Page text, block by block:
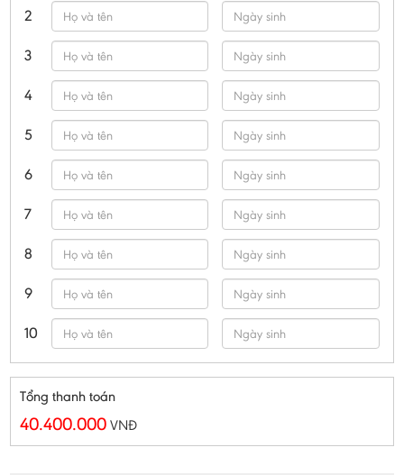
2
3
4
5
6
7
8
9
10
Tổng thanh toán
40.400.000 VNĐ